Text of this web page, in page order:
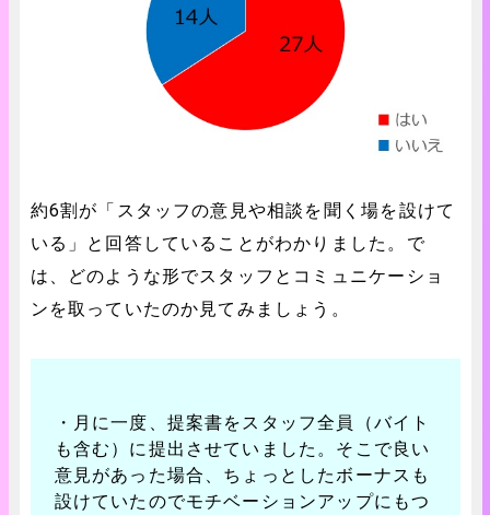
約6割が「スタッフの意見や相談を聞く場を設けて
いる」と回答していることがわかりました。で
は、どのような形でスタッフとコミュニケーショ
ンを取っていたのか見てみましょう。
・月に一度、提案書をスタッフ全員（バイト
も含む）に提出させていました。そこで良い
意見があった場合、ちょっとしたボーナスも
設けていたのでモチベーションアップにもつ